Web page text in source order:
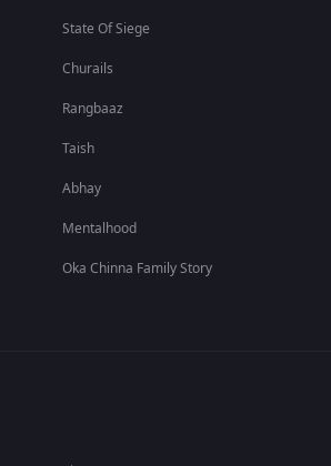
State Of Siege
Churails
Rangbaaz
Taish
Abhay
Mentalhood
Oka Chinna Family Story